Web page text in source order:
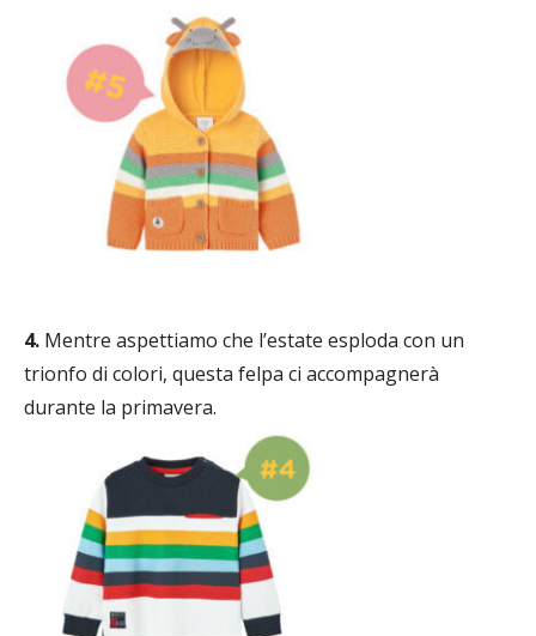
4. Mentre aspettiamo che l’estate esploda con un
trionfo di colori, questa felpa ci accompagnerà
durante la primavera.